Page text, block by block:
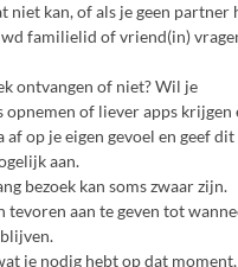
niet kan, of als je geen partner
familielid of vriend(in)
ontvangen of niet? Wil je
of liever apps krijgen
af op je eigen gevoel en geef dit
aan.
bezoek kan soms zwaar zijn.
tevoren aan te geven tot
je nodig hebt op dat moment,